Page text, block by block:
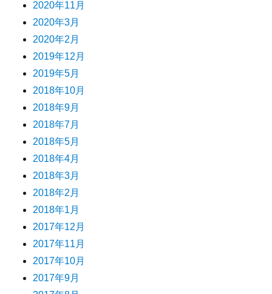
2020年11月
2020年3月
2020年2月
2019年12月
2019年5月
2018年10月
2018年9月
2018年7月
2018年5月
2018年4月
2018年3月
2018年2月
2018年1月
2017年12月
2017年11月
2017年10月
2017年9月